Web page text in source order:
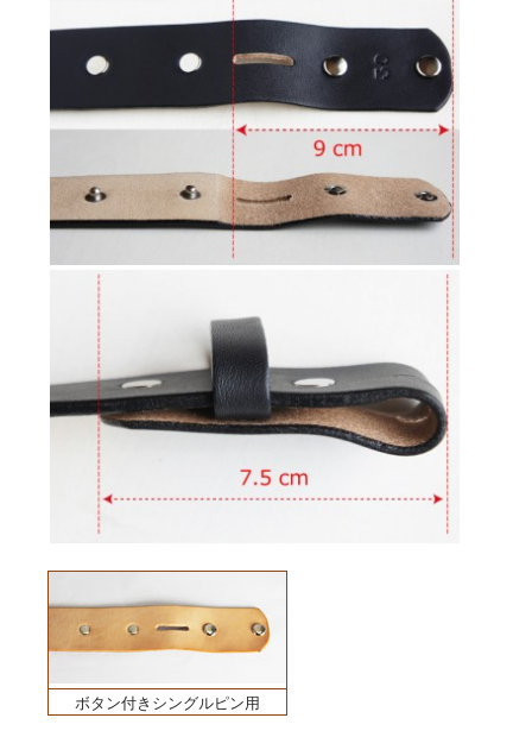
ボタン付きシングルピン用